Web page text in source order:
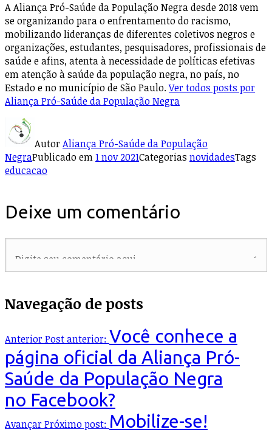
A Aliança Pró-Saúde da População Negra desde 2018 vem
se organizando para o enfrentamento do racismo,
mobilizando lideranças de diferentes coletivos negros e
organizações, estudantes, pesquisadores, profissionais de
saúde e afins, atenta à necessidade de políticas efetivas
em atenção à saúde da população negra, no país, no
Estado e no município de São Paulo.Ver todos posts por
Aliança Pró-Saúde da População Negra
AutorAliança Pró-Saúde da População
NegraPublicado em1 nov 2021Categorias novidadesTags
educacao
Deixe um comentário
Navegação de posts
AnteriorPost anterior: Você conhece a
página oficial da Aliança Pró-
Saúde da População Negra
no Facebook?
AvançarPróximo post: Mobilize-se!